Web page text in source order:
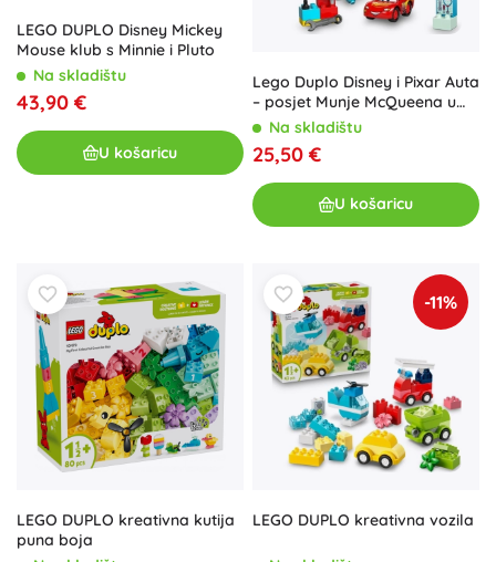
LEGO DUPLO Disney Mickey
Mouse klub s Minnie i Pluto
Na skladištu
43,90 €
U košaricu
Lego Duplo Disney i Pixar Auta
– posjet Munje McQueena u
Materovoj radionici
Na skladištu
25,50 €
U košaricu
LEGO DUPLO kreativna kutija
puna boja
-11%
LEGO DUPLO kreativna vozila